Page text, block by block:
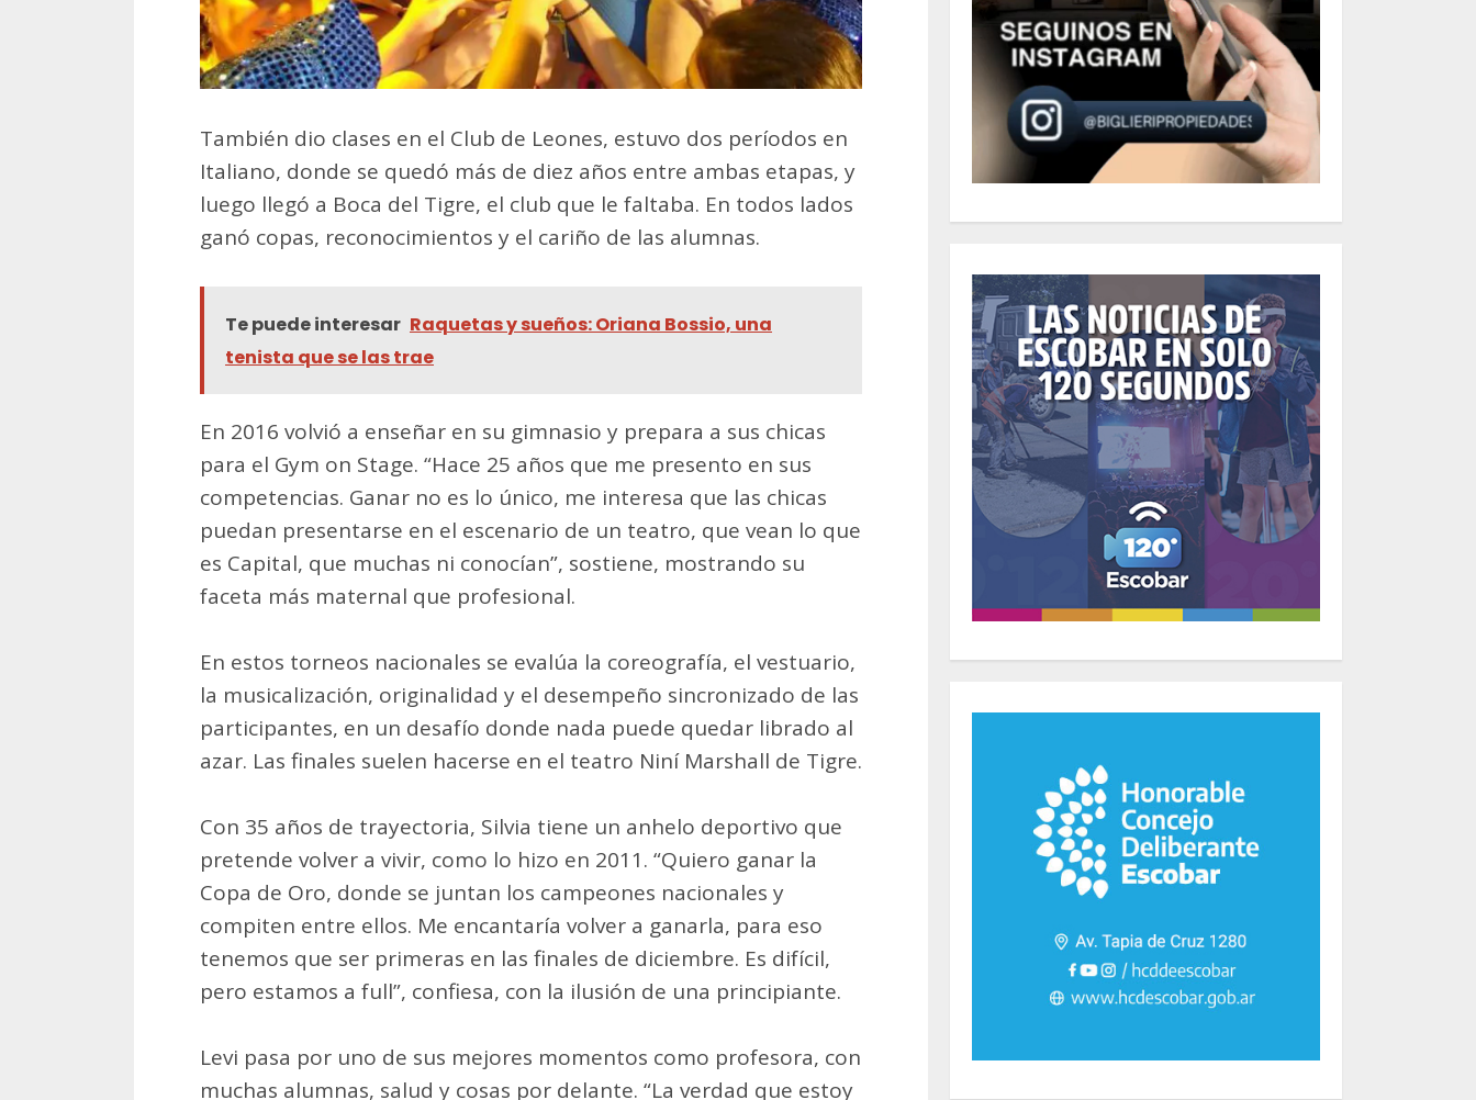
También dio clases en el Club de Leones, estuvo dos períodos en
Italiano, donde se quedó más de diez años entre ambas etapas, y
luego llegó a Boca del Tigre, el club que le faltaba. En todos lados
ganó copas, reconocimientos y el cariño de las alumnas.
Te puede interesar Raquetas y sueños: Oriana Bossio, una
tenista que se las trae
En 2016 volvió a enseñar en su gimnasio y prepara a sus chicas
para el Gym on Stage. “Hace 25 años que me presento en sus
competencias. Ganar no es lo único, me interesa que las chicas
puedan presentarse en el escenario de un teatro, que vean lo que
es Capital, que muchas ni conocían”, sostiene, mostrando su
faceta más maternal que profesional.
En estos torneos nacionales se evalúa la coreografía, el vestuario,
la musicalización, originalidad y el desempeño sincronizado de las
participantes, en un desafío donde nada puede quedar librado al
azar. Las finales suelen hacerse en el teatro Niní Marshall de Tigre.
Con 35 años de trayectoria, Silvia tiene un anhelo deportivo que
pretende volver a vivir, como lo hizo en 2011. “Quiero ganar la
Copa de Oro, donde se juntan los campeones nacionales y
compiten entre ellos. Me encantaría volver a ganarla, para eso
tenemos que ser primeras en las finales de diciembre. Es difícil,
pero estamos a full”, confiesa, con la ilusión de una principiante.
Levi pasa por uno de sus mejores momentos como profesora, con
muchas alumnas, salud y cosas por delante. “La verdad que estoy